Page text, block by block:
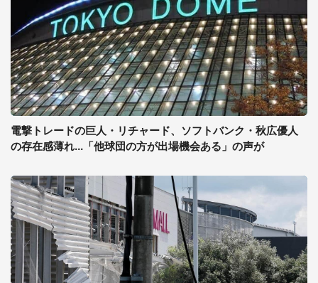
電撃トレードの巨人・リチャード、ソフトバンク・秋広優人
の存在感薄れ...「他球団の方が出場機会ある」の声が